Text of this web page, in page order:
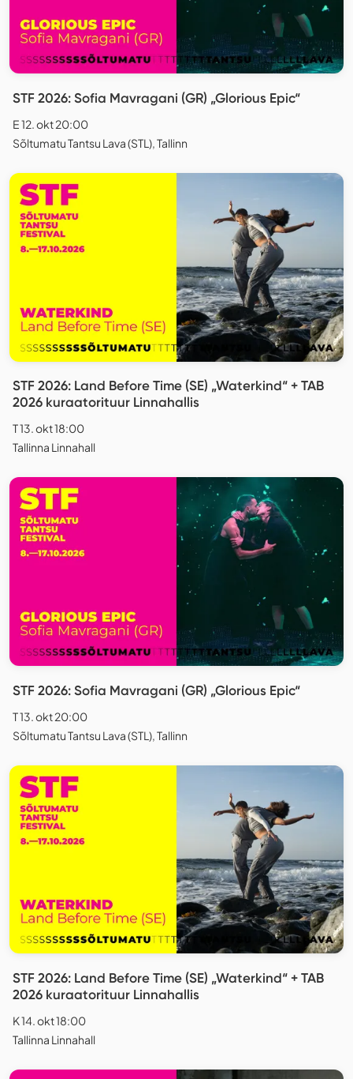
STF 2026: Sofia Mavragani (GR) „Glorious Epic“
E 12. okt 20:00
Sõltumatu Tantsu Lava (STL), Tallinn
STF 2026: Land Before Time (SE) „Waterkind“ + TAB
2026 kuraatorituur Linnahallis
T 13. okt 18:00
Tallinna Linnahall
STF 2026: Sofia Mavragani (GR) „Glorious Epic“
T 13. okt 20:00
Sõltumatu Tantsu Lava (STL), Tallinn
STF 2026: Land Before Time (SE) „Waterkind“ + TAB
2026 kuraatorituur Linnahallis
K 14. okt 18:00
Tallinna Linnahall